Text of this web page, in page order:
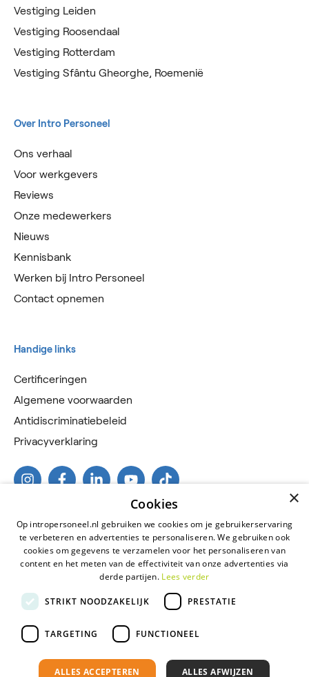
Vestiging Leiden
Vestiging Roosendaal
Vestiging Rotterdam
Vestiging Sfântu Gheorghe, Roemenië
Over Intro Personeel
Ons verhaal
Voor werkgevers
Reviews
Onze medewerkers
Nieuws
Kennisbank
Werken bij Intro Personeel
Contact opnemen
Handige links
Certificeringen
Algemene voorwaarden
Antidiscriminatiebeleid
Privacyverklaring
2026 © Intro Personeel
Certificeringen
Algemene voorwaarden
×
Cookies
Op intropersoneel.nl gebruiken we cookies om je gebruikerservaring
te verbeteren en advertenties te personaliseren. We gebruiken ook
cookies om gegevens te verzamelen voor het personaliseren van
content en het meten van de effectiviteit van onze advertenties via
derde partijen. Lees verder
STRIKT NOODZAKELIJK PRESTATIE
TARGETING FUNCTIONEEL
ALLES ACCEPTEREN ALLES AFWIJZEN